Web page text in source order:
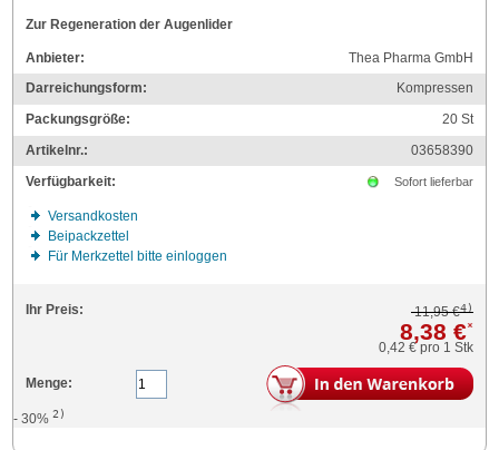
Zur Regeneration der Augenlider
Anbieter:
Thea Pharma GmbH
Darreichungsform:
Kompressen
Packungsgröße:
20St
Artikelnr.:
03658390
Verfügbarkeit:
Sofort lieferbar
Versandkosten
Beipackzettel
Für Merkzettel bitte einloggen
Ihr Preis: 11,95 €4)
8,38 €*
0,42 €pro 1 Stk
Menge:
- 30%2)